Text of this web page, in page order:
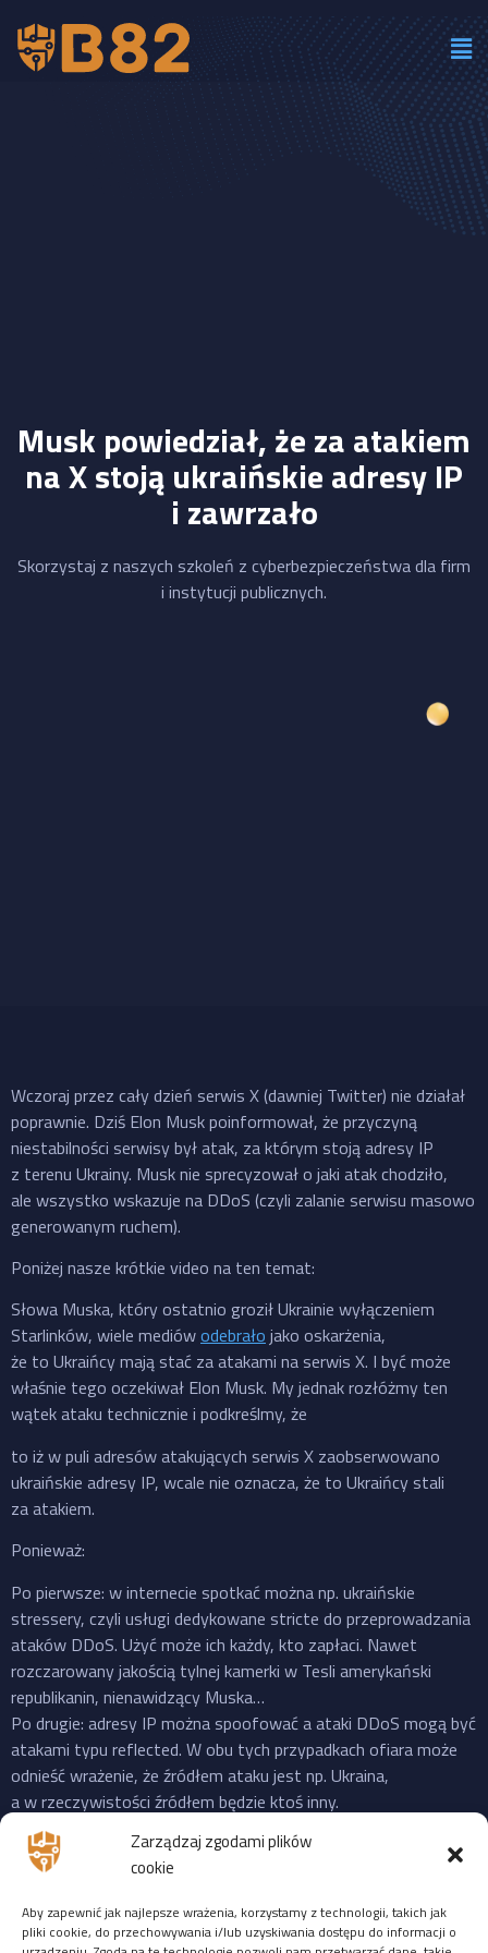
Zarządzaj zgodami plików
cookie
Aby zapewnić jak najlepsze wrażenia, korzystamy z technologii, takich jak
pliki cookie, do przechowywania i/lub uzyskiwania dostępu do informacji o
Musk powiedział, że za atakiem
na X stoją ukraińskie adresy IP
i zawrzało
Skorzystaj z naszych szkoleń z cyberbezpieczeństwa dla firm
i instytucji publicznych.
Wczoraj przez cały dzień serwis X (dawniej Twitter) nie działał
poprawnie. Dziś Elon Musk poinformował, że przyczyną
niestabilności serwisy był atak, za którym stoją adresy IP
z terenu Ukrainy. Musk nie sprecyzował o jaki atak chodziło,
ale wszystko wskazuje na DDoS (czyli zalanie serwisu masowo
generowanym ruchem).
Poniżej nasze krótkie video na ten temat:
Słowa Muska, który ostatnio groził Ukrainie wyłączeniem
Starlinków, wiele mediówodebrało jako oskarżenia,
że to Ukraińcy mają stać za atakami na serwis X. I być może
właśnie tego oczekiwał Elon Musk. My jednak rozłóżmy ten
wątek ataku technicznie i podkreślmy, że
to iż w puli adresów atakujących serwis X zaobserwowano
ukraińskie adresy IP, wcale nie oznacza, że to Ukraińcy stali
za atakiem.
Ponieważ:
Po pierwsze: w internecie spotkać można np. ukraińskie
stressery, czyli usługi dedykowane stricte do przeprowadzania
ataków DDoS. Użyć może ich każdy, kto zapłaci. Nawet
rozczarowany jakością tylnej kamerki w Tesli amerykański
republikanin, nienawidzący Muska…
Po drugie: adresy IP można spoofować a ataki DDoS mogą być
atakami typu reflected. W obu tych przypadkach ofiara może
odnieść wrażenie, że źródłem ataku jest np. Ukraina,
a w rzeczywistości źródłem będzie ktoś inny.
Po trzecie: do ataku na X “przyznała się” propalestyńska grupa
o cudownej nazwie “Mroczna Burza”, która powstała jeszcze
w 2023 i ma na swoim koncie ataki na cele zarówno w US,
Izraelu czy EU. Ale podobnie jak Musk, grupy “hakerskie” też
często mijają się z prawdą, więc niekoniecznie trzeba ufać